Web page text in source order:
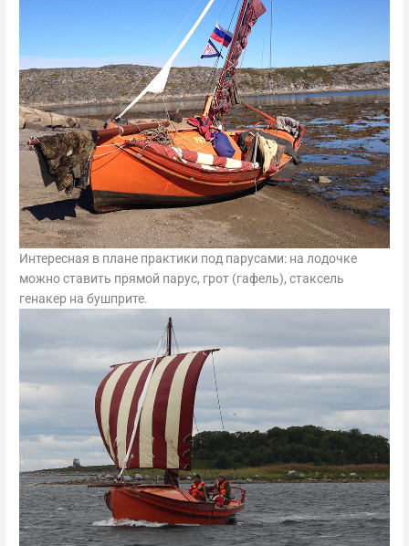
Интересная в плане практики под парусами: на лодочке
можно ставить прямой парус, грот (гафель), стаксель
генакер на бушприте.